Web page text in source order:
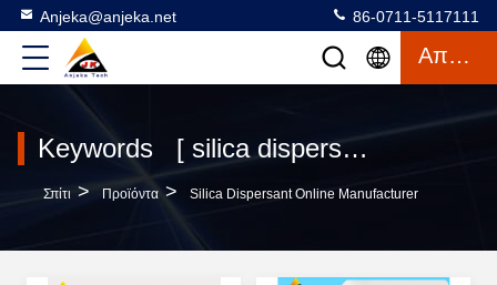
Anjeka@anjeka.net 86-0711-5117111
Απόσπασμα
Keywords [ silica dispersant ] Match 12 προϊόντα
Σπίτι > Προϊόντα > Silica Dispersant Online Manufacturer